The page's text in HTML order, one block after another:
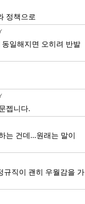
정책으로
일해지면 오히려 반발
젭니다.
는 건데...원래는 말이
규직이 괜히 우월감을 가